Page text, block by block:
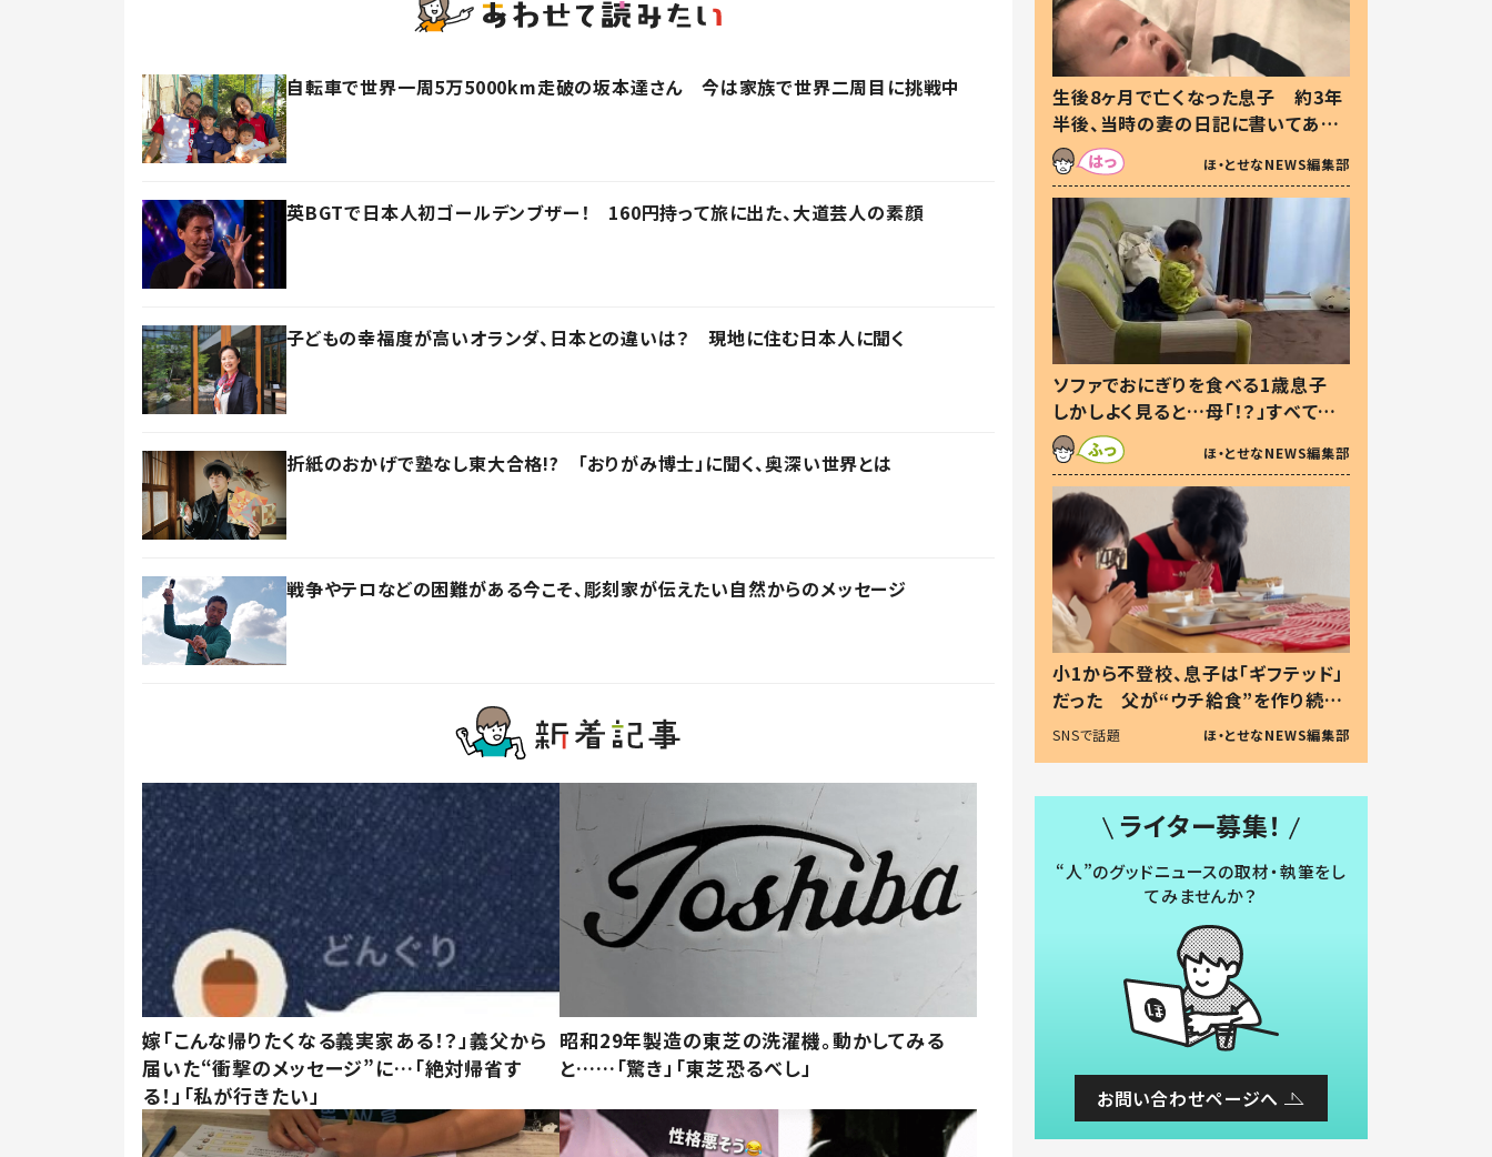
自転車で世界一周5万5000km走破の坂本達さん 今は家族で世界二周目に挑戦中
英BGTで日本人初ゴールデンブザー！ 160円持って旅に出た、大道芸人の素顔
子どもの幸福度が高いオランダ、日本との違いは？ 現地に住む日本人に聞く
折紙のおかげで塾なし東大合格!? 「おりがみ博士」に聞く、奥深い世界とは
戦争やテロなどの困難がある今こそ、彫刻家が伝えたい自然からのメッセージ
嫁「こんな帰りたくなる義実家ある！？」義父から
届いた“衝撃のメッセージ”に…「絶対帰省す
る！」「私が行きたい」
昭和29年製造の東芝の洗濯機。動かしてみる
と……「驚き」「東芝恐るべし」
生後8ヶ月で亡くなった息子 約3年
半後、当時の妻の日記に書いてあっ
た本音とは
ほ・とせなNEWS編集部
ソファでおにぎりを食べる1歳息子
しかしよく見ると…母「！？」すべてを
察した母の投稿に「可愛いから許
す！」「現行犯〜」
ほ・とせなNEWS編集部
小1から不登校、息子は「ギフテッド」
だった 父が“ウチ給食”を作り続け
る理由とは #令和の親 #令和の子
SNSで話題 ほ・とせなNEWS編集部
ライター募集！
“人”のグッドニュースの取材・執筆をし
てみませんか？
お問い合わせページへ